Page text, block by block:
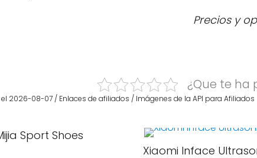
Precios y
¿Que te ha
2026-08-07 / Enlaces de afiliados / Imágenes de la API para Afiliados
Sport Shoes
Xiaomi Inface